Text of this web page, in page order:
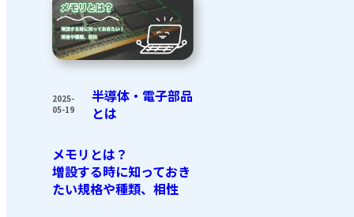
2025-
05-19
半導体・電子部品
とは
メモリとは？
増設する時に知っておき
たい規格や種類、相性